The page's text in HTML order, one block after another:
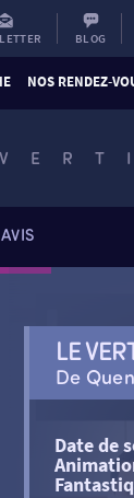
BLOG
NOS RENDEZ-
AVIS
LE
De
Date de